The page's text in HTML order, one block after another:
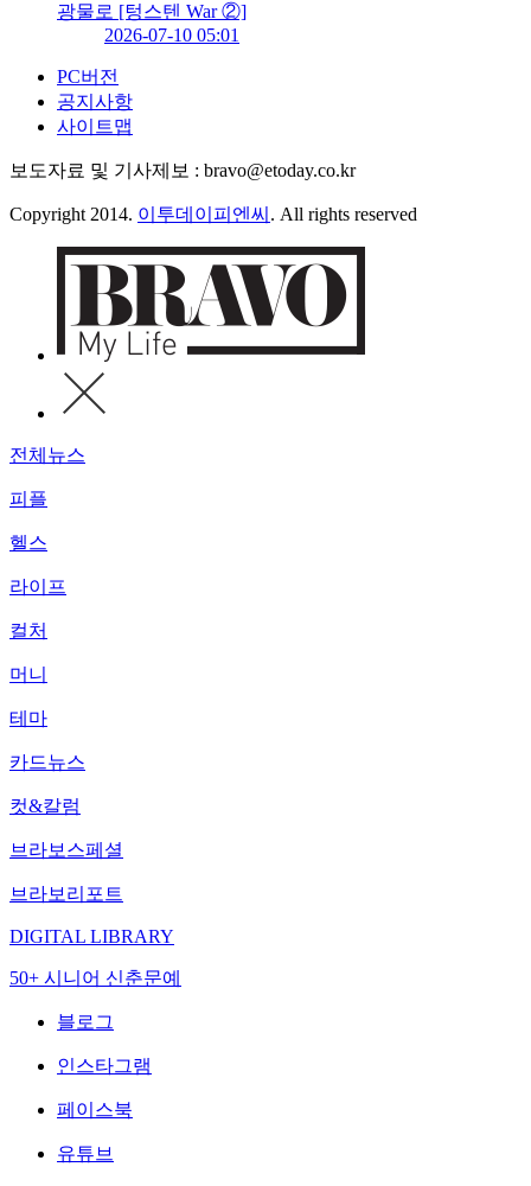
광물로 [텅스텐 War ②]
2026-07-10 05:01
PC버전
공지사항
사이트맵
보도자료 및 기사제보 : bravo@etoday.co.kr
Copyright 2014. 이투데이피엔씨 . All rights reserved
전체뉴스
피플
헬스
라이프
컬처
머니
테마
카드뉴스
컷&칼럼
브라보스페셜
브라보리포트
DIGITAL LIBRARY
50+ 시니어 신춘문예
블로그
인스타그램
페이스북
유튜브